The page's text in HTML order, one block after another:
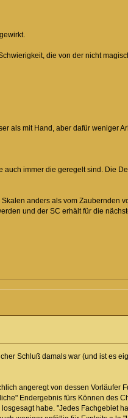
die von der nicht
als mit Hand, aber dafür weniger
immer die geregelt sind. Die
anders als vom Zaubernden
und der SC erhält für die
Schluß damals war (und ist es
angeregt von dessen Vorläufer
Endergebnis fürs Können des
habe. "Jedes Fachgebiet